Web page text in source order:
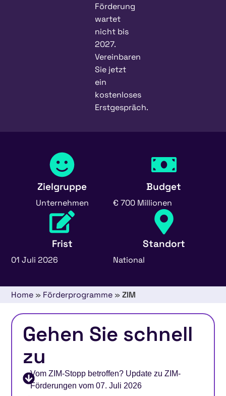
Förderung
wartet
nicht bis
2027.
Vereinbaren
Sie jetzt
ein
kostenloses
Erstgespräch.
Zielgruppe
Unternehmen
Budget
€ 700 Millionen
Frist
01 Juli 2026
Standort
National
Home » Förderprogramme »ZIM
Gehen Sie schnell
zu
Vom ZIM-Stopp betroffen? Update zu ZIM-
Förderungen vom 07. Juli 2026